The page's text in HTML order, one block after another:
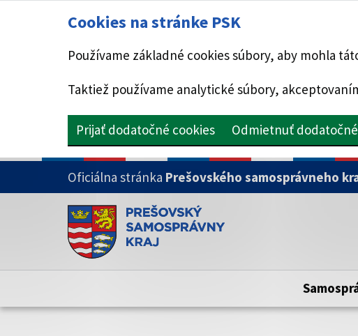
Cookies na stránke PSK
Používame základné cookies súbory, aby mohla
Taktiež používame analytické súbory,
Prijať dodatočné cookies Odmietnuť
PRESKOČIŤ NA HLAVNÝ OBSAH
Oficiálna stránka Prešovského samosprávneho
Doména psk.sk je oficiálna
Toto je oficiálna webová stránka Prešovského